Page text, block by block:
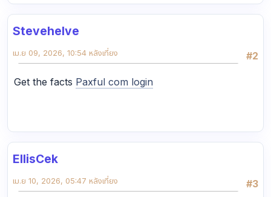
Stevehelve
#2
เม.ย 09, 2026, 10:54 หลังเที่ยง
Get the facts Paxful com login
EllisCek
#3
เม.ย 10, 2026, 05:47 หลังเที่ยง